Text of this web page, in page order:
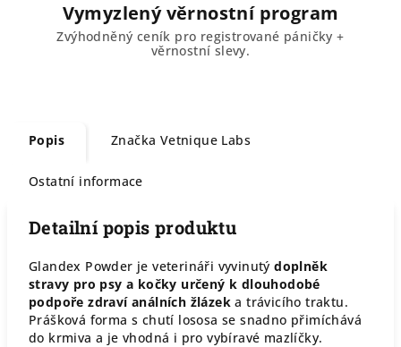
Vymyzlený věrnostní program
Zvýhodněný ceník pro registrované páničky +
věrnostní slevy.
Popis Značka Vetnique Labs
Ostatní informace
Detailní popis produktu
Glandex Powder je veterináři vyvinutý doplněk
stravy pro psy a kočky určený k dlouhodobé
podpoře zdraví análních žlázek a trávicího traktu.
Prášková forma s chutí lososa se snadno přimíchává
do krmiva a je vhodná i pro vybíravé mazlíčky.